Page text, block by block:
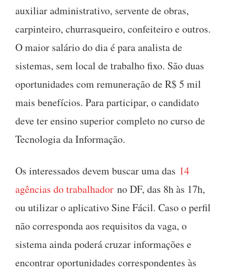
auxiliar administrativo, servente de obras,
carpinteiro, churrasqueiro, confeiteiro e outros.
O maior salário do dia é para analista de
sistemas, sem local de trabalho fixo. São duas
oportunidades com remuneração de R$ 5 mil
mais benefícios. Para participar, o candidato
deve ter ensino superior completo no curso de
Tecnologia da Informação.
Os interessados devem buscar uma das 14
agências do trabalhador no DF, das 8h às 17h,
ou utilizar o aplicativo Sine Fácil. Caso o perfil
não corresponda aos requisitos da vaga, o
sistema ainda poderá cruzar informações e
encontrar oportunidades correspondentes às